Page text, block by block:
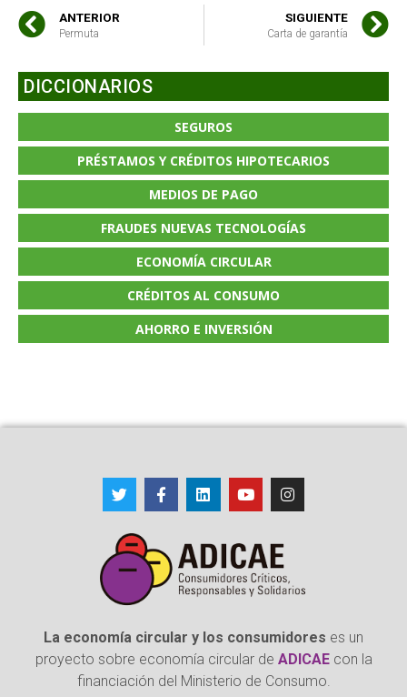
ANTERIOR
Permuta
SIGUIENTE
Carta de garantía
DICCIONARIOS
SEGUROS
PRÉSTAMOS Y CRÉDITOS HIPOTECARIOS
MEDIOS DE PAGO
FRAUDES NUEVAS TECNOLOGÍAS
ECONOMÍA CIRCULAR
CRÉDITOS AL CONSUMO
AHORRO E INVERSIÓN
La economía circular y los consumidores es un
proyecto sobre economía circular de ADICAEcon la
financiación del Ministerio de Consumo.